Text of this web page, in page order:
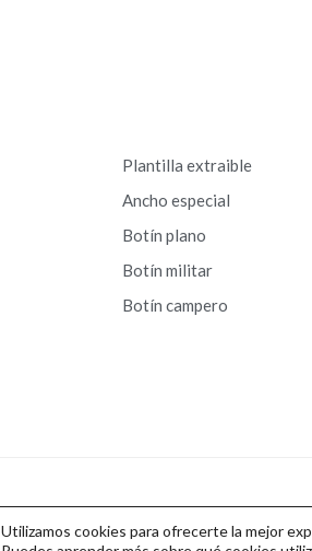
Plantilla extraible
Ancho especial
Botín plano
Botín militar
Botín campero
Utilizamos cookies para ofrecerte la mejor